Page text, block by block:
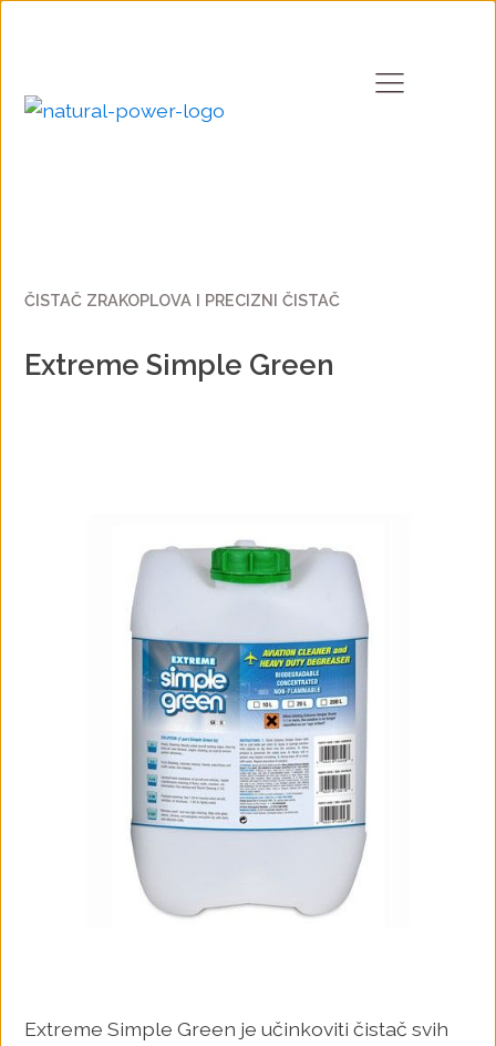
ČISTAČ ZRAKOPLOVA I PRECIZNI ČISTAČ
Extreme Simple Green
Extreme Simple Green je učinkoviti čistač svih